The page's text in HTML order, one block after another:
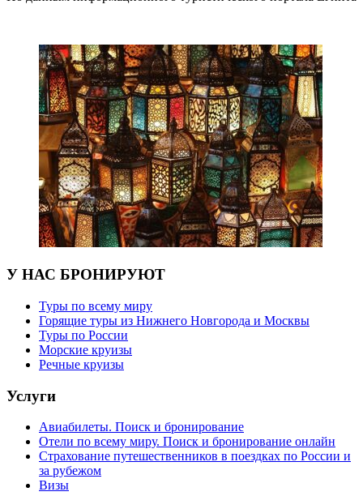
У НАС БРОНИРУЮТ
Туры по всему миру
Горящие туры из Нижнего Новгорода и Москвы
Туры по России
Морские круизы
Речные круизы
Услуги
Авиабилеты. Поиск и бронирование
Отели по всему миру. Поиск и бронирование онлайн
Страхование путешественников в поездках по России и
за рубежом
Визы